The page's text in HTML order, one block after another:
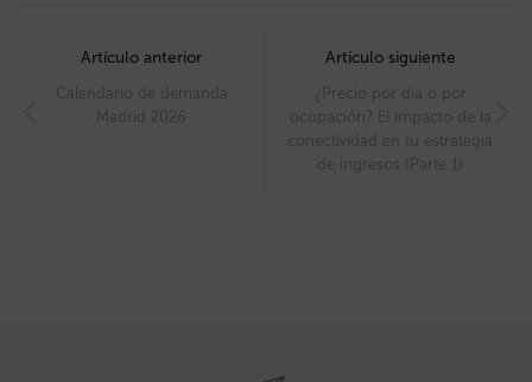
navigation
Artículo anterior
Calendario de demanda
Madrid 2026
Artículo siguiente
¿Precio por día o por
ocupación? El impacto de la
conectividad en tu estrategia
de ingresos (Parte 1)